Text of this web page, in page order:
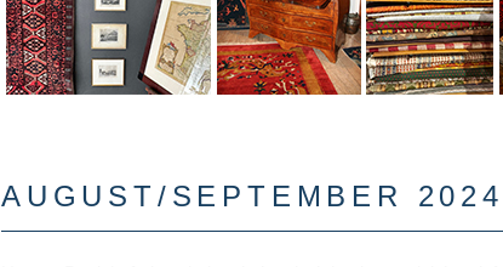
AUGUST/SEPTEMBER 2024